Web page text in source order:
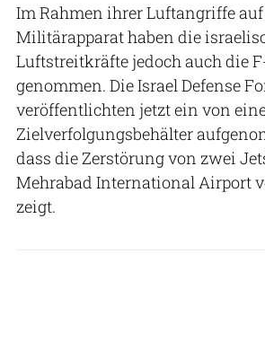
Im Rahmen ihrer Luftangriffe
Militärapparat haben die
Luftstreitkräfte jedoch auch die
genommen. Die Israel Defense
veröffentlichten jetzt ein von
Zielverfolgungsbehälter
dass die Zerstörung von zwei
Mehrabad International Airport
zeigt.